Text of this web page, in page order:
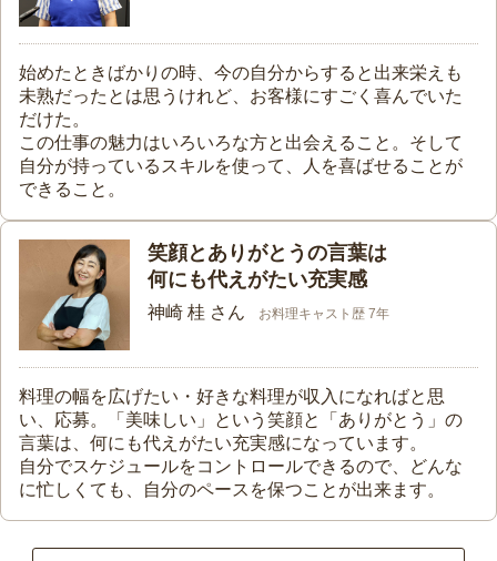
始めたときばかりの時、今の自分からすると出来栄えも
未熟だったとは思うけれど、お客様にすごく喜んでいた
だけた。
この仕事の魅力はいろいろな方と出会えること。そして
自分が持っているスキルを使って、人を喜ばせることが
できること。
笑顔とありがとうの言葉は
何にも代えがたい充実感
神崎 桂 さん お料理キャスト歴 7年
料理の幅を広げたい・好きな料理が収入になればと思
い、応募。「美味しい」という笑顔と「ありがとう」の
言葉は、何にも代えがたい充実感になっています。
自分でスケジュールをコントロールできるので、どんな
に忙しくても、自分のペースを保つことが出来ます。